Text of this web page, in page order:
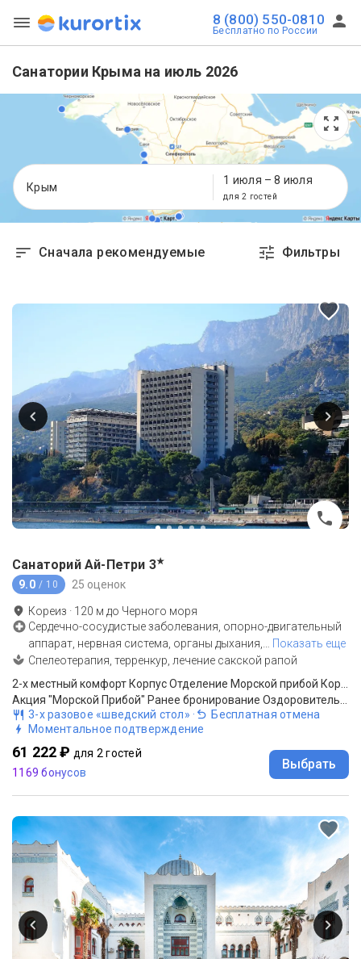
8 (800) 550-0810
Бесплатно по России
Санатории Крыма на июль 2026
Крым
1 июля –8 июля
для 2 гостей
Сначала рекомендуемые Фильтры
Санаторий Ай-Петри 3★
9.0 / 10 25 оценок
Кореиз · 120 м до Черного моря
Сердечно-сосудистые заболевания, опорно-двигательный
аппарат, нервная система, органы дыхания,
Показать еще
Спелеотерапия, терренкур, лечение сакской рапой
3-х разовое «шведский стол» ·
Бесплатная отмена
Моментальное подтверждение
61 222 ₽ для 2 гостей
1169 бонусов
Выбрать